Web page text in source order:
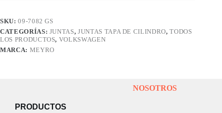
2,0L
TDI
-
CDBA-
SKU:09-7082 GS
CATEGORÍAS: JUNTAS,JUNTAS TAPA DE CILINDRO,TODOS
LOS PRODUCTOS, VOLKSWAGEN
MARCA: MEYRO
PRODUCTOS
NOSOTROS